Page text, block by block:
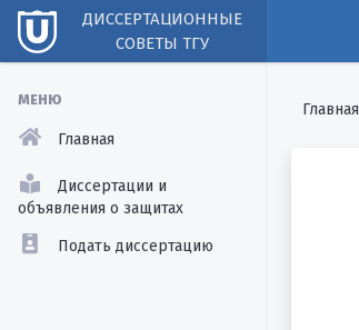
ДИССЕРТАЦИОННЫЕ
СОВЕТЫ ТГУ
МЕНЮ
Главная
Диссертации и
объявления о защитах
Подать диссертацию
Главная